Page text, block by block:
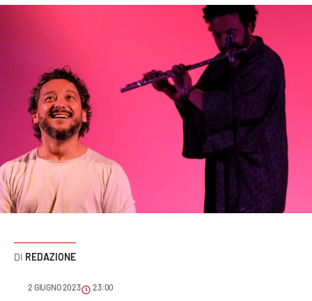
Economia e lavoro
Italia Mondo
Sanità
Sport
REDAZIONE
2 GIUGNO 2023 23:00